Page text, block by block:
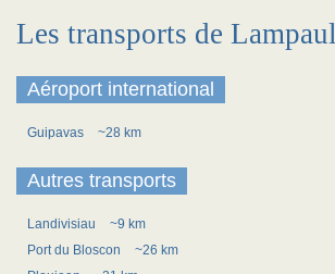
Les transports de
Aéroport international
Guipavas ~28 km
Autres transports
Landivisiau
~9 km
Port du Bloscon
~26 km